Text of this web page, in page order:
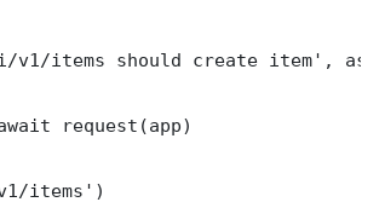
v1/items should create item',
request(app)
items')